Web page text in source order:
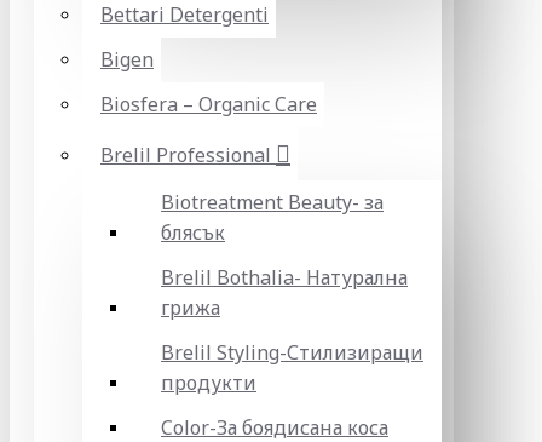
Bettari Detergenti
Bigen
Biosfera – Organic Care
Brelil Professional
Biotreatment Beauty- за
блясък
Brelil Bothalia- Натурална
грижа
Brelil Styling-Стилизиращи
продукти
Color-За боядисана коса